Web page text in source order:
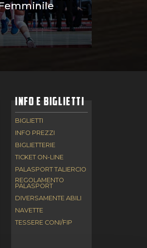
INFO E BIGLIETTI
BIGLIETTI
INFO PREZZI
BIGLIETTERIE
TICKET ON-LINE
PALASPORT TALIERCIO
REGOLAMENTO
PALASPORT
DIVERSAMENTE ABILI
NAVETTE
TESSERE CONI/FIP